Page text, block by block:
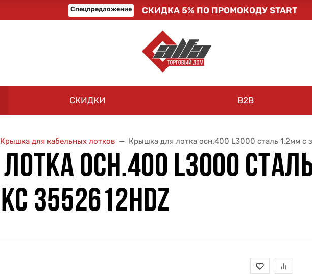
Спецпредложение СКИДКА 5% ПО ПРОМОКОДУ START
СКИДКИ B2B
Крышка для кабельных лотков Крышка для лотка осн.400 L3000 сталь 1.2мм с
ОСН.400 L3000
3552612HDZ